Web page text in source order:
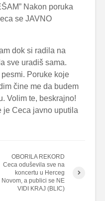
Nakon poruka
se JAVNO
dok si radila na
sve uradiš sama.
Poruke koje
čine me da budem
Volim te, beskrajno!
je Ceca javno uputila
OBORILA REKORD
Ceca oduševila sve na
koncertu u Herceg
Novom, a publici se NE
VIDI KRAJ (BLIC)